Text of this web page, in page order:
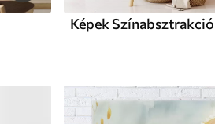
Képek Színabsztrakció